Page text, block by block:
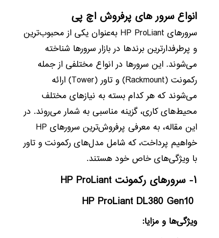
انواع سرور های پرفروش اچ پی
سرورهای HP ProLiant به‌عنوان یکی از محبوب‌ترین
و پرطرفدارترین برندها در بازار سرورها شناخته
می‌شوند. این سرورها در انواع مختلفی از جمله
رکمونت (Rackmount) و تاور (Tower) ارائه
می‌شوند که هر کدام بسته به نیازهای مختلف
محیط‌های کاری، گزینه مناسبی به شمار می‌روند. در
این مقاله، به معرفی پرفروش‌ترین سرورهای HP
خواهیم پرداخت، که شامل مدل‌های رکمونت و تاور
با ویژگی‌های خاص خود هستند.
۱- سرورهای رکمونت HP ProLiant
ویژگی‌ها و مزایا: